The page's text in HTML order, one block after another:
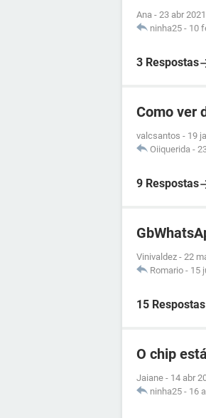
Ana - 23 abr
ninha25 - 10
3 Respostas
Como ver
valcsantos - 19
Oiiquerida -
9 Respostas
Vinivaldez - 22
Romario - 15
15 Respostas
O chip
Jaiane - 14 abr
ninha25 - 16